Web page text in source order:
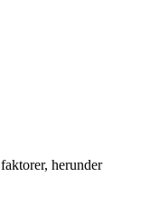
herunder